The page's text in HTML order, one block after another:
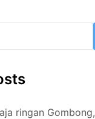
ringan Gombong,